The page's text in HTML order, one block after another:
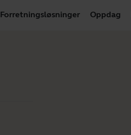
Forretningsløsninger Oppdag